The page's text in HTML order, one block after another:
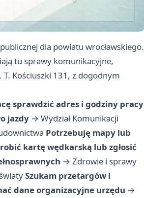
dla powiatu wrocławskiego.
tu sprawy komunikacyjne,
Kościuszki 131, z dogodnym
sprawdzić adres i godziny pracy
jazdy → Wydział Komunikacji
Potrzebuję mapy lub
kartę wędkarską lub zgłosić
→ Zdrowie i sprawy
Szukam przetargów i
dane organizacyjne urzędu →